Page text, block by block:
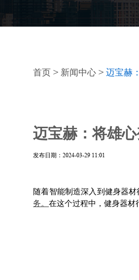
首页 > 新闻中心 >迈宝赫
迈宝赫：将雄
发布日期：2024-03-29 11:01
随着智能制造深入到健身器
务。在这个过程中，健身器材